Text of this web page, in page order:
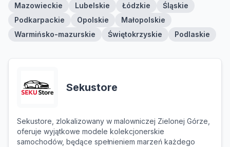
Mazowieckie
Lubelskie Łódzkie
Śląskie
Podkarpackie
Opolskie
Małopolskie
Warmińsko-mazurskie
Świętokrzyskie Podlaskie
Sekustore
Sekustore, zlokalizowany w malowniczej Zielonej Górze,
oferuje wyjątkowe modele kolekcjonerskie
samochodów, będące spełnieniem marzeń każdego